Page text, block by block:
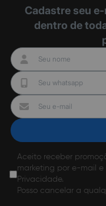
Cadastre seu
dentro de
Aceito receber
marketing por e-mail
Privacidade.
Posso cancelar a